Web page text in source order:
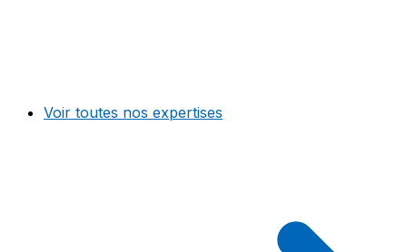
Voir toutes nos expertises